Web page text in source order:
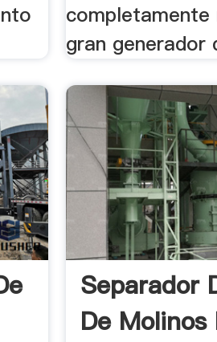
completamente
gran generador
Separador
De Molinos